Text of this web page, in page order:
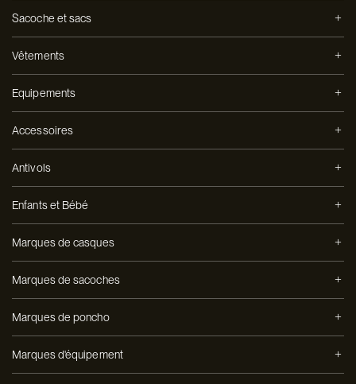
Sacoche et sacs
Vêtements
Equipements
Accessoires
Antivols
Enfants et Bébé
Marques de casques
Marques de sacoches
Marques de poncho
Marques d'équipement